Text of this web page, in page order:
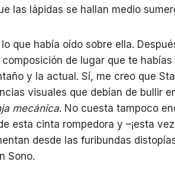
las lápidas se hallan medio
que había oído sobre ella.
de lugar que te
y la actual. Sí, me creo que
visuales que debían de bullir
mecánica. No cuesta tampoco
esta cinta rompedora y –¡esta
desde las furibundas
Sono.